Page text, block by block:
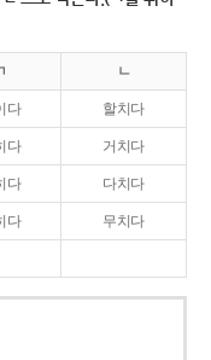
ㄴ
다 할치다
다 거치다
다 다치다
다 무치다